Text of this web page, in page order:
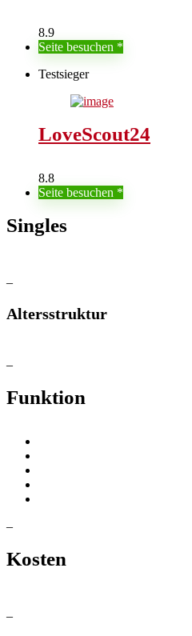
8.9
Seite besuchen
Testsieger
LoveScout24
8.8
Seite besuchen
Singles
–
Altersstruktur
–
Funktion
–
Kosten
–